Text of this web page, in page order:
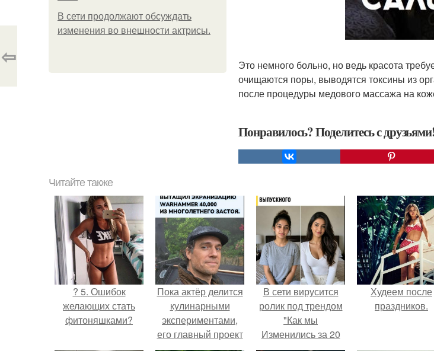
В сети продолжают обсуждать
изменения во внешности актрисы.
Это немного больно, но ведь красота
очищаются поры, выводятся токсины из
после процедуры медового массажа на
Понравилось? Поделитесь с
⇦
Читайте также
? 5. Ошибок
желающих стать
фитоняшками?
Пока актёр делится
кулинарными
экспериментами,
его главный проект
В сети вирусится
ролик под трендом
"Как мы
Изменились за 20
Худеем после
праздников.